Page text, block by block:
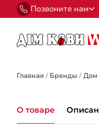
Позвоните нам
Главная / Бренды / Дом
О товаре